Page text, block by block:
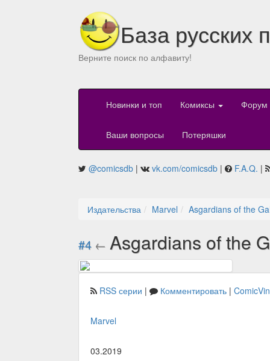
База русских
Верните поиск по алфавиту!
Новинки и топ Комиксы Форум
Ваши вопросы Потеряшки
@comicsdb | vk.com/comicsdb | F.A.Q. |
Издательства Marvel Asgardians of the
#4 ← Asgardians of the
RSS серии | Комментировать |
Marvel
03.2019